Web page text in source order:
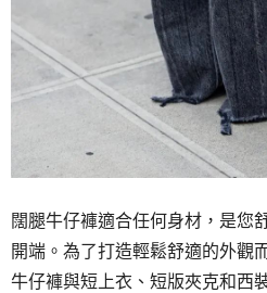
闊腿牛仔褲適合任何身材，是您
開端。為了打造輕鬆舒適的外觀
牛仔褲與短上衣、短版夾克和西